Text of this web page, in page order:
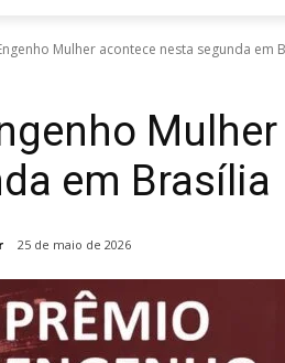
Mulher acontece nesta segunda em
em Brasília
25 de maio de 2026